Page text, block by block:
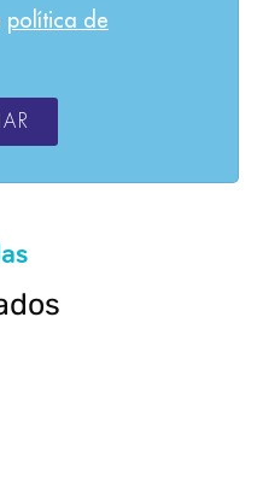
política de